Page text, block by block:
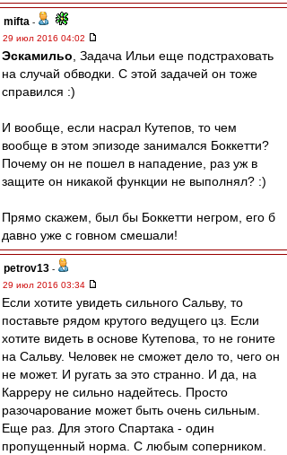
mifta -
29 июл 2016 04:02
Эскамильо , Задача Ильи еще подстраховать
на случай обводки. С этой задачей он тоже
справился :)
И вообще, если насрал Кутепов, то чем
вообще в этом эпизоде занимался Боккетти?
Почему он не пошел в нападение, раз уж в
защите он никакой функции не выполнял? :)
Прямо скажем, был бы Боккетти негром, его б
давно уже с говном смешали!
petrov13 -
29 июл 2016 03:34
Если хотите увидеть сильного Сальву, то
поставьте рядом крутого ведущего цз. Если
хотите видеть в основе Кутепова, то не гоните
на Сальву. Человек не сможет дело то, чего он
не может. И ругать за это странно. И да, на
Карреру не сильно надейтесь. Просто
разочарование может быть очень сильным.
Еще раз. Для этого Спартака - один
пропущенный норма. С любым соперником.